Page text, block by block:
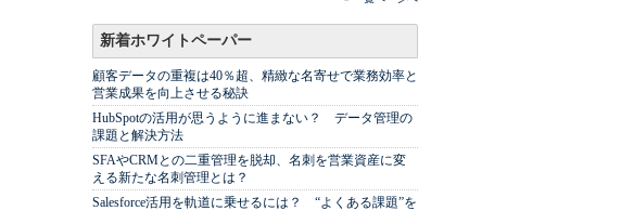
新着ホワイトペーパー
顧客データの重複は40％超、精緻な名寄せで業務効率と
営業成果を向上させる秘訣
HubSpotの活用が思うように進まない？ データ管理の
課題と解決方法
SFAやCRMとの二重管理を脱却、名刺を営業資産に変
える新たな名刺管理とは？
Salesforce活用を軌道に乗せるには？ “よくある課題”を